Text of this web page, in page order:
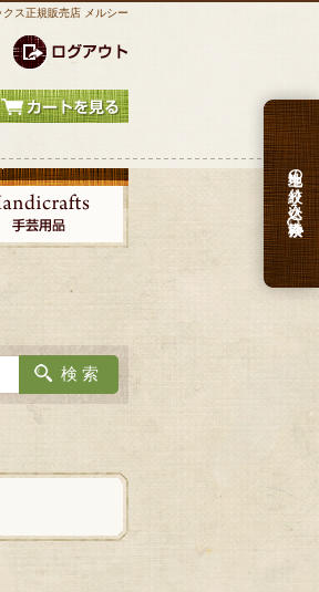
クス正規販売店 メルシー
生地の絞り込み検索